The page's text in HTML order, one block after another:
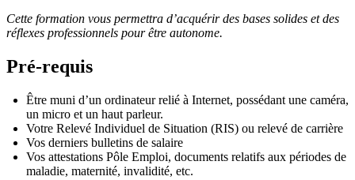
Cette formation vous permettra d’acquérir des bases solides et des
réflexes professionnels pour être autonome.
Pré-requis
Être muni d’un ordinateur relié à Internet, possédant une caméra,
un micro et un haut parleur.
Votre Relevé Individuel de Situation (RIS) ou relevé de carrière
Vos derniers bulletins de salaire
Vos attestations Pôle Emploi, documents relatifs aux périodes de
maladie, maternité, invalidité, etc.